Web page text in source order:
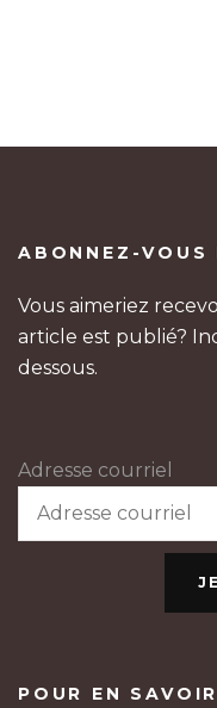
ABONNEZ-VOUS
Vous aimeriez
article est publié?
dessous.
Adresse courriel
POUR EN